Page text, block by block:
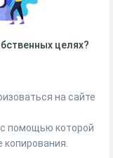
целях?
на сайте
с помощью которой